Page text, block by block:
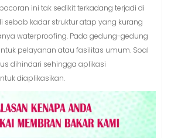
ini tak sedikit terkadang terjadi di
kadar struktur atap yang kurang
waterproofing. Pada gedung-gedung
pelayanan atau fasilitas umum. Soal
dihindari sehingga aplikasi
diaplikasikan.